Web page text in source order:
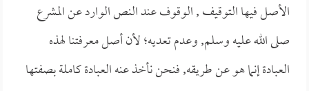
الأصل فيها التوقيف , الوقوف عند النص الوارد عن المشرع
صلى الله عليه وسلم, وعدم تعديه؛ لأن أصل معرفتنا لهذه
العبادة إنما هو عن طريقه, فنحن نأخذ عنه العبادة كاملة بصفتها